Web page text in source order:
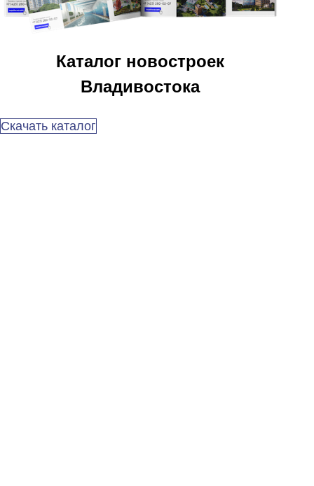
Каталог новостроек
Владивостока
Скачать каталог